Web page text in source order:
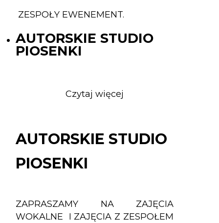
ZESPOŁY EWENEMENT.
AUTORSKIE STUDIO
PIOSENKI
Czytaj więcej
PIOSENKI
AUTORSKIE STUDIO
PIOSENKI
ZAPRASZAMY NA ZAJĘCIA
WOKALNE I ZAJĘCIA Z ZESPOŁEM